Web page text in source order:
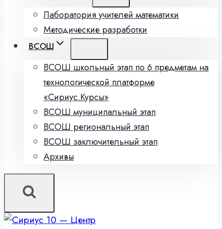
Лаборатория учителей математики
Методические разработки
ВСОШ
ВСОШ школьный этап по 6 предметам на
технологической платформе
«Сириус.Курсы»
ВСОШ муниципальный этап
ВСОШ региональный этап
ВСОШ заключительный этап
Архивы